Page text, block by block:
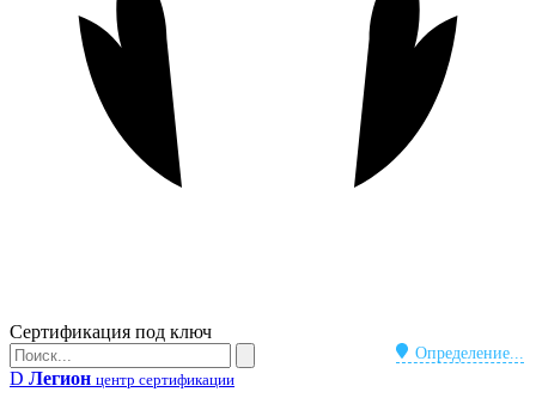
Бейдж
Сертификация под ключ
Определение...
Поиск
Поиск
D Легион центр сертификации